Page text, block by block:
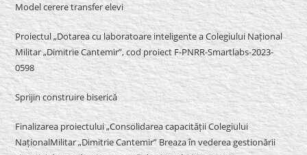
Model cerere transfer elevi
Proiectul „Dotarea cu laboratoare inteligente a Colegiului Național
Militar „Dimitrie Cantemir”, cod proiect F-PNRR-Smartlabs-2023-
0598
Sprijin construire biserică
Finalizarea proiectului „Consolidarea capacității Colegiului
NaționalMilitar „Dimitrie Cantemir” Breaza în vederea gestionării